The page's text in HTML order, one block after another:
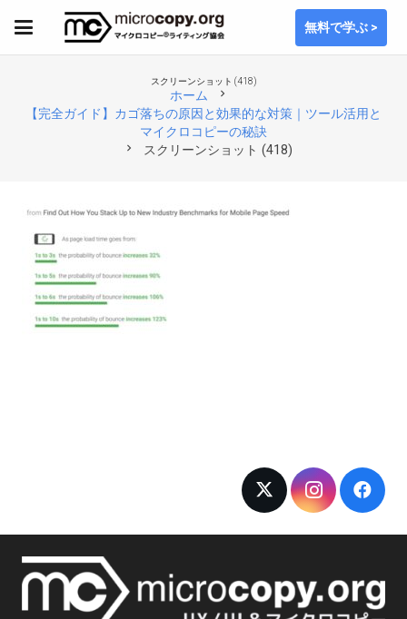
無料で学ぶ >
スクリーンショット (418)
ホーム chevron_right
【完全ガイド】カゴ落ちの原因と効果的な対策｜ツール活用と
マイクロコピーの秘訣
chevron_right スクリーンショット (418)